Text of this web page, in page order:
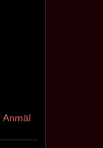
Anmäl